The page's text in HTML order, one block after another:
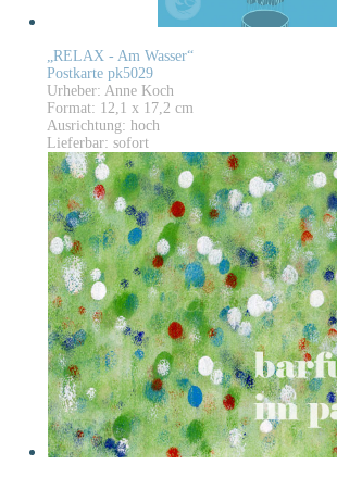
„RELAX - Am Wasser“
Postkarte pk5029
Urheber: Anne Koch
Format: 12,1 x 17,2 cm
Ausrichtung: hoch
Lieferbar: sofort